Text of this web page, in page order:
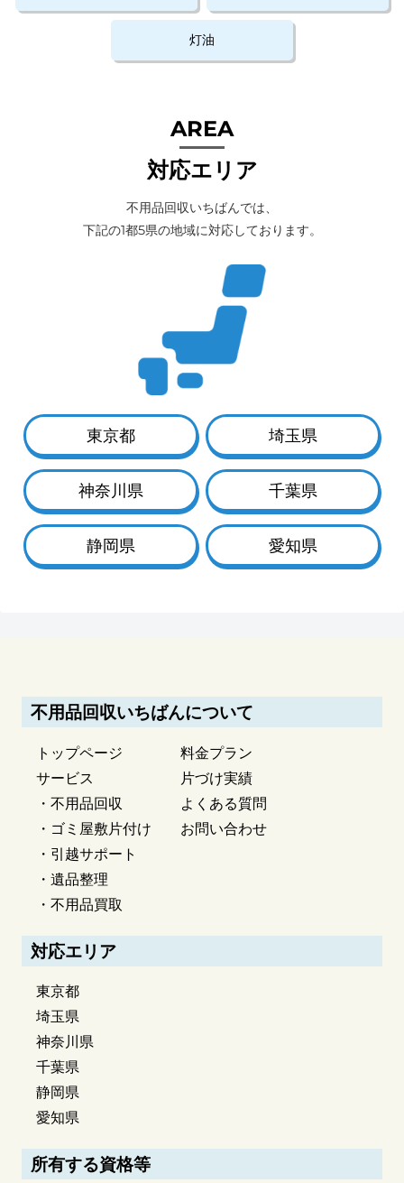
灯油
対応エリア
不用品回収いちばんでは、
下記の1都5県の地域に対応しております。
東京都 埼玉県
神奈川県 千葉県
静岡県 愛知県
不用品回収いちばんについて
トップページ
サービス
・不用品回収
・ゴミ屋敷片付け
・引越サポート
・遺品整理
・不用品買取
料金プラン
片づけ実績
よくある質問
お問い合わせ
対応エリア
東京都
埼玉県
神奈川県
千葉県
静岡県
愛知県
所有する資格等